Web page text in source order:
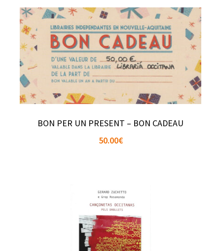
BON PER UN PRESENT – BON CADEAU
50.00€